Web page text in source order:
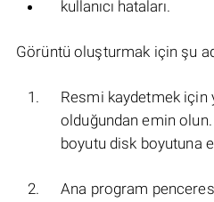
kullanıcı hataları.
Görüntü oluşturmak için şu
Resmi kaydetmek için
olduğundan emin olun.
boyutu disk boyutuna
Ana program